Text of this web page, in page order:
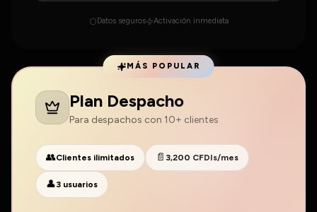
Datos seguros Activación inmediata
MÁS POPULAR
Plan Despacho
Para despachos con 10+ clientes
👥Clientes ilimitados 📄 3,200 CFDIs/mes
👤3 usuarios